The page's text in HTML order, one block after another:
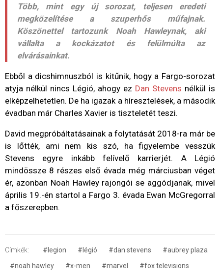
Több, mint egy új sorozat, teljesen eredeti
megközelítése a szuperhős műfajnak.
Köszönettel tartozunk Noah Hawleynak, aki
vállalta a kockázatot és felülmúlta az
elvárásainkat.
Ebből a dicshimnuszból is kitűnik, hogy a Fargo-sorozat
atyja nélkül nincs Légió, ahogy ez Dan Stevens nélkül is
elképzelhetetlen. De ha igazak a híresztelések, a második
évadban már Charles Xavier is tiszteletét teszi.
David megpróbáltatásainak a folytatását 2018-ra már be
is lőtték, ami nem kis szó, ha figyelembe vesszük
Stevens egyre inkább felívelő karrierjét. A Légió
mindössze 8 részes első évada még márciusban véget
ér, azonban Noah Hawley rajongói se aggódjanak, mivel
április 19.-én startol a Fargo 3. évada Ewan McGregorral
a főszerepben.
Címkék: #legion #légió #dan stevens
#aubrey plaza
#noah hawley
#x-men #marvel #fox televisions